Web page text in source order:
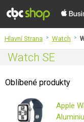
Hlavní Strana > Watch >
Watch SE
Oblíbené produkty
Apple